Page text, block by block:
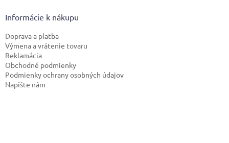
Informácie k nákupu
Doprava a platba
Výmena a vrátenie tovaru
Reklamácia
Obchodné podmienky
Podmienky ochrany osobných údajov
Napíšte nám